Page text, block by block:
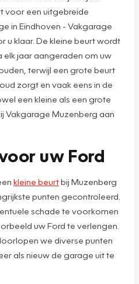
voor een uitgebreide
in Eindhoven - Vakgarage
u klaar. De kleine beurt wordt
elk jaar aangeraden om uw
terwijl een grote beurt
zorgt en vaak eens in de
een kleine als een grote
Vakgarage Muzenberg aan
uw Ford
kleine beurtbij Muzenberg
punten gecontroleerd.
schade te voorkomen
uw Ford te verlengen.
we diverse punten
als nieuw de garage uit te